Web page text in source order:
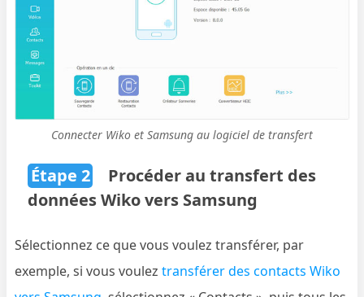
Connecter Wiko et Samsung au logiciel de transfert
Étape 2
Procéder au transfert des
données Wiko vers Samsung
Sélectionnez ce que vous voulez transférer, par
exemple, si vous vouleztransférer des contacts Wiko